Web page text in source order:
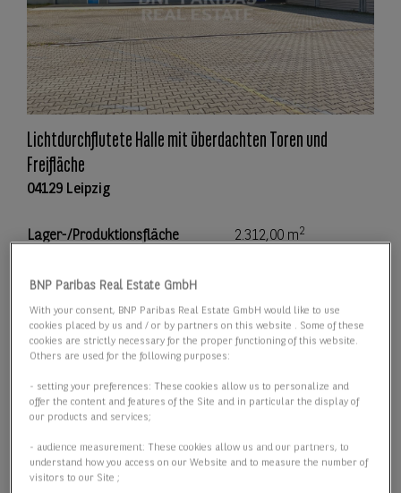
Lichtdurchflutete Halle mit überdachten Toren und
Freifläche
04129 Leipzig
Lager-/Produktionsfläche 2.312,00 m2
Teilbar ab
Preis Preis auf Anfrage
BNP Paribas Real Estate GmbH
With your consent, BNP Paribas Real Estate GmbH would like to use
cookies placed by us and / or by partners on this website . Some of these
cookies are strictly necessary for the proper functioning of this website.
Others are used for the following purposes:
- setting your preferences: These cookies allow us to personalize and
offer the content and features of the Site and in particular the display of
our products and services;
- audience measurement: These cookies allow us and our partners, to
understand how you access on our Website and to measure the number of
visitors to our Site ;